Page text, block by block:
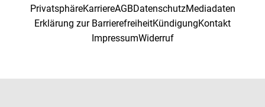
PrivatsphäreKarriereAGBDatenschutzMediadaten
Erklärung zur BarrierefreiheitKündigungKontakt
ImpressumWiderruf